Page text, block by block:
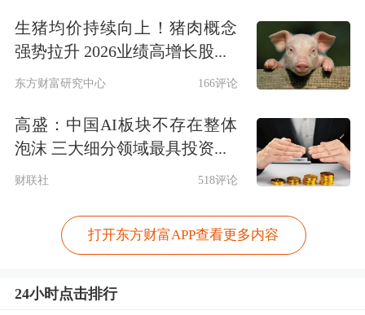
生猪均价持续向上！猪肉概念
强势拉升 2026业绩高增长股...
东方财富研究中心 166评论
高盛：中国AI板块不存在整体
泡沫 三大细分领域最具投资...
财联社 518评论
打开东方财富APP查看更多内容
24小时点击排行